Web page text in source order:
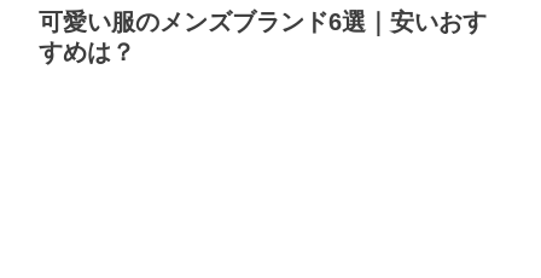
可愛い服のメンズブランド6選｜安いおす
すめは？